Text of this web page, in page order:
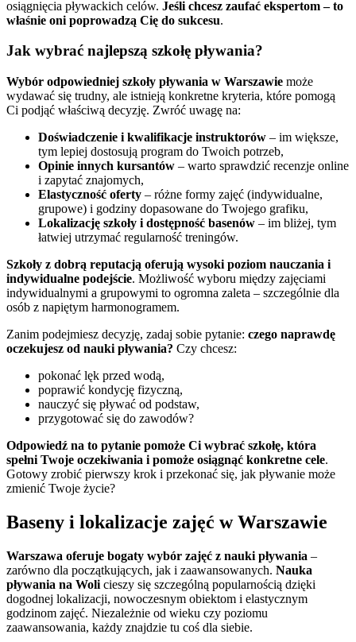
osiągnięcia pływackich celów. Jeśli chcesz zaufać ekspertom – to
właśnie oni poprowadzą Cię do sukcesu.
Jak wybrać najlepszą szkołę pływania?
Wybór odpowiedniej szkoły pływania w Warszawie może
wydawać się trudny, ale istnieją konkretne kryteria, które pomogą
Ci podjąć właściwą decyzję. Zwróć uwagę na:
Doświadczenie i kwalifikacje instruktorów – im większe,
tym lepiej dostosują program do Twoich potrzeb,
Opinie innych kursantów – warto sprawdzić recenzje online
i zapytać znajomych,
Elastyczność oferty – różne formy zajęć (indywidualne,
grupowe) i godziny dopasowane do Twojego grafiku,
Lokalizację szkoły i dostępność basenów – im bliżej, tym
łatwiej utrzymać regularność treningów.
Szkoły z dobrą reputacją oferują wysoki poziom nauczania i
indywidualne podejście. Możliwość wyboru między zajęciami
indywidualnymi a grupowymi to ogromna zaleta – szczególnie dla
osób z napiętym harmonogramem.
Zanim podejmiesz decyzję, zadaj sobie pytanie: czego naprawdę
oczekujesz od nauki pływania? Czy chcesz:
pokonać lęk przed wodą,
poprawić kondycję fizyczną,
nauczyć się pływać od podstaw,
przygotować się do zawodów?
Odpowiedź na to pytanie pomoże Ci wybrać szkołę, która
spełni Twoje oczekiwania i pomoże osiągnąć konkretne cele.
Gotowy zrobić pierwszy krok i przekonać się, jak pływanie może
zmienić Twoje życie?
Baseny i lokalizacje zajęć w Warszawie
Warszawa oferuje bogaty wybór zajęć z nauki pływania –
zarówno dla początkujących, jak i zaawansowanych. Nauka
pływania na Woli cieszy się szczególną popularnością dzięki
dogodnej lokalizacji, nowoczesnym obiektom i elastycznym
godzinom zajęć. Niezależnie od wieku czy poziomu
zaawansowania, każdy znajdzie tu coś dla siebie.